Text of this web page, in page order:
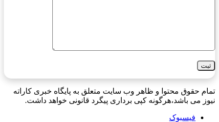
تمام حقوق محتوا و ظاهر وب سایت متعلق به پایگاه خبری کاراته
نیوز می باشد،هرگونه کپی برداری پیگرد قانونی خواهد داشت.
فیسبوک